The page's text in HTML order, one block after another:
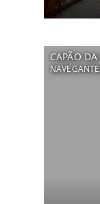
CAPÃO